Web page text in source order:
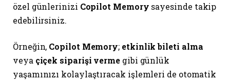
özel günlerinizi Copilot Memory sayesinde takip
edebilirsiniz.
Örneğin, Copilot Memory; etkinlik bileti alma
veya çiçek siparişi verme gibi günlük
yaşamınızı kolaylaştıracak işlemleri de otomatik